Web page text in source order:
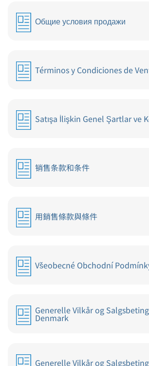
Общие условия продажи
Términos y Condiciones de
Satışa İlişkin Genel Şartlar ve
销售条款和条件
用銷售條款與條件
Všeobecné Obchodní
Generelle Vilkår og
Denmark
Generelle Vilkår og